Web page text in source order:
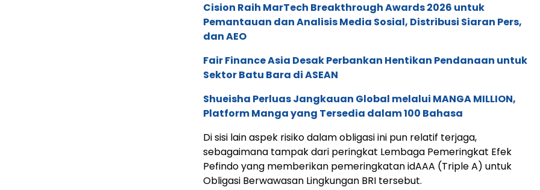
Cision Raih MarTech Breakthrough Awards 2026 untuk
Pemantauan dan Analisis Media Sosial, Distribusi Siaran Pers,
dan AEO
Fair Finance Asia Desak Perbankan Hentikan Pendanaan untuk
Sektor Batu Bara di ASEAN
Shueisha Perluas Jangkauan Global melalui MANGA MILLION,
Platform Manga yang Tersedia dalam 100 Bahasa
Di sisi lain aspek risiko dalam obligasi ini pun relatif terjaga,
sebagaimana tampak dari peringkat Lembaga Pemeringkat Efek
Pefindo yang memberikan pemeringkatan idAAA (Triple A) untuk
Obligasi Berwawasan Lingkungan BRI tersebut.